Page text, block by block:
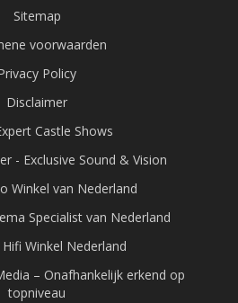
Sitemap
voorwaarden
Policy
Disclaimer
Castle Shows
- Exclusive Sound & Vision
Winkel van Nederland
Specialist van Nederland
Hifi Winkel Nederland
– Onafhankelijk erkend op
topniveau